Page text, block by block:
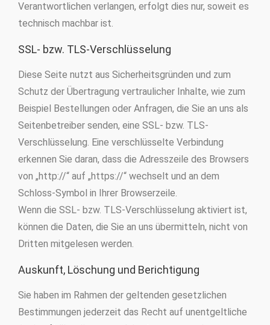
Verantwortlichen verlangen, erfolgt dies nur, soweit es
technisch machbar ist.
SSL- bzw. TLS-Verschlüsselung
Diese Seite nutzt aus Sicherheitsgründen und zum
Schutz der Übertragung vertraulicher Inhalte, wie zum
Beispiel Bestellungen oder Anfragen, die Sie an uns als
Seitenbetreiber senden, eine SSL- bzw. TLS-
Verschlüsselung. Eine verschlüsselte Verbindung
erkennen Sie daran, dass die Adresszeile des Browsers
von „http://“ auf „https://“ wechselt und an dem
Schloss-Symbol in Ihrer Browserzeile.
Wenn die SSL- bzw. TLS-Verschlüsselung aktiviert ist,
können die Daten, die Sie an uns übermitteln, nicht von
Dritten mitgelesen werden.
Auskunft, Löschung und Berichtigung
Sie haben im Rahmen der geltenden gesetzlichen
Bestimmungen jederzeit das Recht auf unentgeltliche